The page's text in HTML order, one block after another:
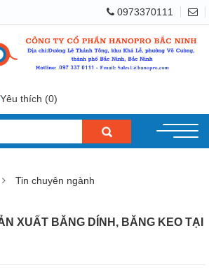
0973370111
Yêu thích (0)
Tin chuyên ngành
XUẤT BĂNG DÍNH, BĂNG KEO TẠI